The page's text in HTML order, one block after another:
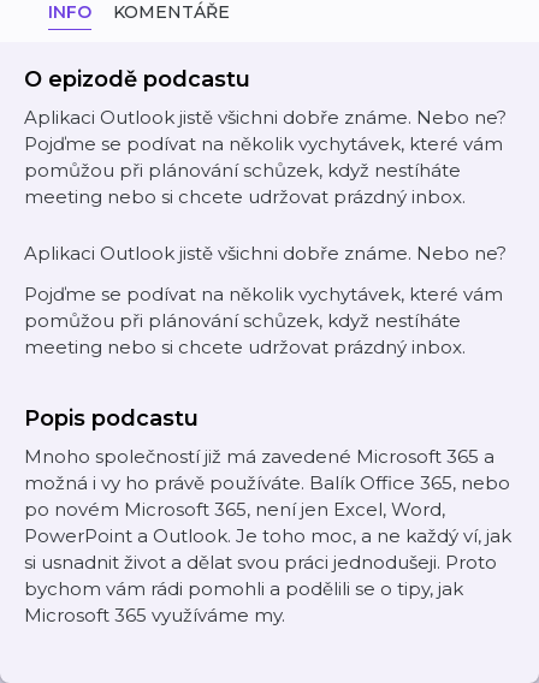
INFO KOMENTÁŘE
O epizodě podcastu
Aplikaci Outlook jistě všichni dobře známe. Nebo ne?
Pojďme se podívat na několik vychytávek, které vám
pomůžou při plánování schůzek, když nestíháte
meeting nebo si chcete udržovat prázdný inbox.
Aplikaci Outlook jistě všichni dobře známe. Nebo ne?
Pojďme se podívat na několik vychytávek, které vám
pomůžou při plánování schůzek, když nestíháte
meeting nebo si chcete udržovat prázdný inbox.
Popis podcastu
Mnoho společností již má zavedené Microsoft 365 a
možná i vy ho právě používáte. Balík Office 365, nebo
po novém Microsoft 365, není jen Excel, Word,
PowerPoint a Outlook. Je toho moc, a ne každý ví, jak
si usnadnit život a dělat svou práci jednodušeji. Proto
bychom vám rádi pomohli a podělili se o tipy, jak
Microsoft 365 využíváme my.